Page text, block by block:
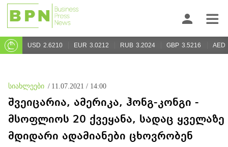
USD 2.6210 EUR 3.0212 RUB 3.2024 GBP 3.5216 AED
სიახლეები / 11.07.2021 / 14:00
შვეიცარია, ამერიკა, ჰონგ-კონგი -
მსოფლიოს 20 ქვეყანა, სადაც ყველაზე
მდიდარი ადამიანები ცხოვრობენ